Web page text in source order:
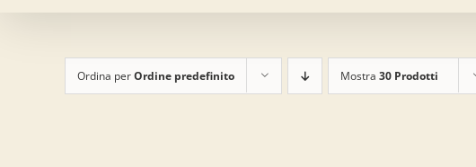
Ordina perOrdine predefinito Mostra 30 Prodotti